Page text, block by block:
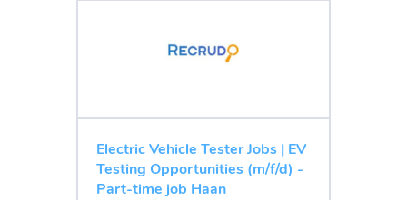
Electric Vehicle Tester Jobs | EV
Testing Opportunities (m/f/d) -
Part-time job Haan